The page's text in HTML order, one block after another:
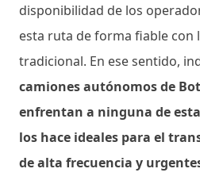
disponibilidad de los
esta ruta de forma fiable con
tradicional. En ese sentido,
camiones autónomos de
enfrentan a ninguna de
los hace ideales para el
de alta frecuencia y